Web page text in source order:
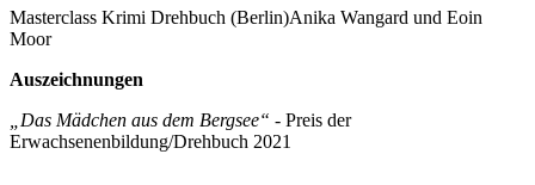
Masterclass Krimi Drehbuch (Berlin)Anika Wangard und Eoin
Moor
Auszeichnungen
„Das Mädchen aus dem Bergsee“ - Preis der
Erwachsenenbildung/Drehbuch 2021